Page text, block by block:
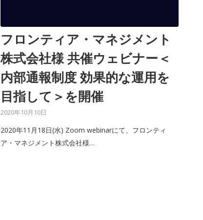
フロンティア・マネジメント
株式会社様 共催ウェビナー＜
内部通報制度 効果的な運用を
目指して＞を開催
2020年10月10日
2020年11月18日(水) Zoom webinarにて、フロンティ
ア・マネジメント株式会社様…